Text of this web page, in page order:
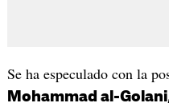
Se ha especulado con la
Mohammad al-